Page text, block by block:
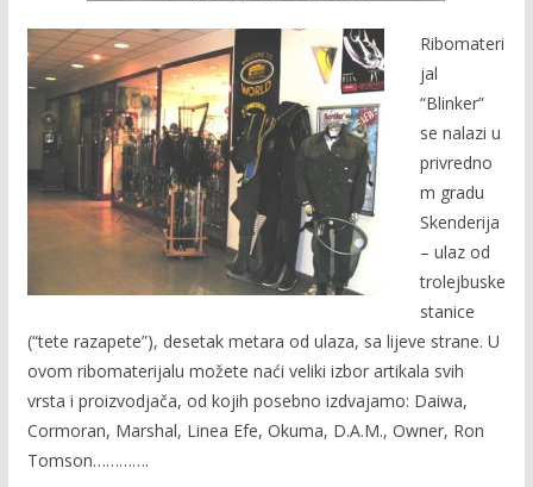
o
o
k
Li
n
k
Ribomateri
jal
“Blinker”
se nalazi u
privredno
m gradu
Skenderija
– ulaz od
trolejbuske
stanice
(“tete razapete”), desetak metara od ulaza, sa lijeve strane. U
ovom ribomaterijalu možete naći veliki izbor artikala svih
vrsta i proizvodjača, od kojih posebno izdvajamo: Daiwa,
Cormoran, Marshal, Linea Efe, Okuma, D.A.M., Owner, Ron
Tomson………….